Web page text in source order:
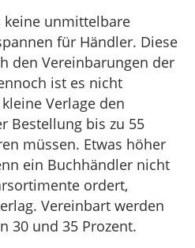
keine unmittelbare
für Händler. Diese
den Vereinbarungen der
ist es nicht
Verlage den
Bestellung bis zu 55
müssen. Etwas höher
ein Buchhändler nicht
ordert,
Vereinbart werden
30 und 35 Prozent.